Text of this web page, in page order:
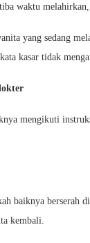
waktu
yang sedang
kasar tidak
mengikuti
baiknya berserah
kembali.